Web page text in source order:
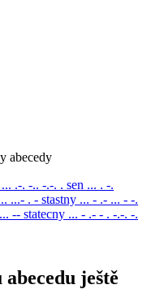
abecedy
... .-. -.. -.-. . sen ... . -.
...- . - stastny ... - .- ... - -.
-- statecny ... - .- - . -.-. -.
ještě